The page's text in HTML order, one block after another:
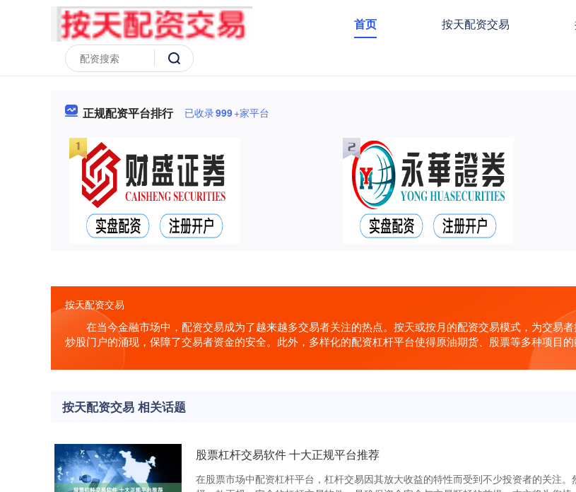
首页 按天配资交易
正规配资平台排行 已收录999+家平台
按天配资交易
在当今金融市场中，配资交易成为了越来越多交易者关注的热点。按天或按月的配资交易模式，为交易
炒股门户的涌现，保障了交易者资金的安全。此外，多样化的配资杠杆平台使得原油期货、股票等多种项目的
按天配资交易 相关话题
股票杠杆交易软件 十大正规平台推荐
在股票市场中配资杠杆平台，杠杆交易因其放大收益的特性而受到不少投资者的关注。